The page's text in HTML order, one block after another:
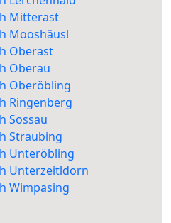
Mitterast
Mooshäusl
Oberast
Öberau
Oberöbling
Ringenberg
Sossau
Straubing
Unteröbling
Unterzeitldorn
Wimpasing